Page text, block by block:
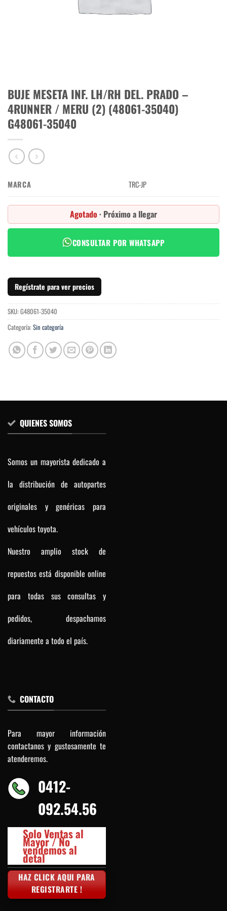
BUJE MESETA INF. LH/RH DEL. PRADO –
4RUNNER / MERU (2) (48061-35040)
G48061-35040
MARCA TRC-JP
Agotado · Próximo a llegar
CONSULTAR POR WHATSAPP
Regístrate para ver precios
SKU: G48061-35040
Categoría: Sin categoría
QUIENES SOMOS
Somos un mayorista dedicado a
la distribución de autopartes
originales y genéricas para
vehículos toyota.
Nuestro amplio stock de
repuestos está disponible online
para todas sus consultas y
pedidos, despachamos
diariamente a todo el país.
CONTACTO
Para mayor información
contactanos y gustosamente te
atenderemos.
0412-
092.54.56
Solo Ventas al
Mayor / No
vendemos al
detal
HAZ CLICK AQUI PARA
REGISTRARTE !